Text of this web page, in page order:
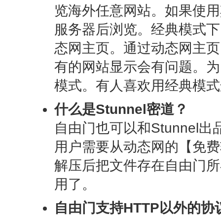
览海外任意网站。如果使
服务器后浏览。经典模式
态网主页。通过动态网主
有的网站显示会有问题。
模式。有人喜欢用经典模
什么是Stunnel密道？
自由门也可以和Stunnel出
用户需要从动态网的【免
解压后把文件存在自由门
用了。
自由门支持HTTP以外的协